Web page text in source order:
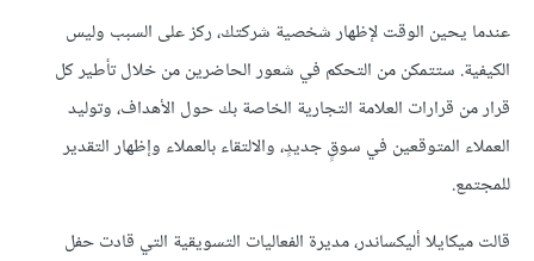
عندما يحين الوقت لإظهار شخصية شركتك، ركز على السبب وليس
الكيفية. ستتمكن من التحكم في شعور الحاضرين من خلال تأطير كل
قرار من قرارات العلامة التجارية الخاصة بك حول الأهداف، وتوليد
العملاء المتوقعين في سوقٍ جديدٍ، والالتقاء بالعملاء وإظهار التقدير
للمجتمع.
قالت ميكايلا أليكساندر، مديرة الفعاليات التسويقية التي قادت حفل